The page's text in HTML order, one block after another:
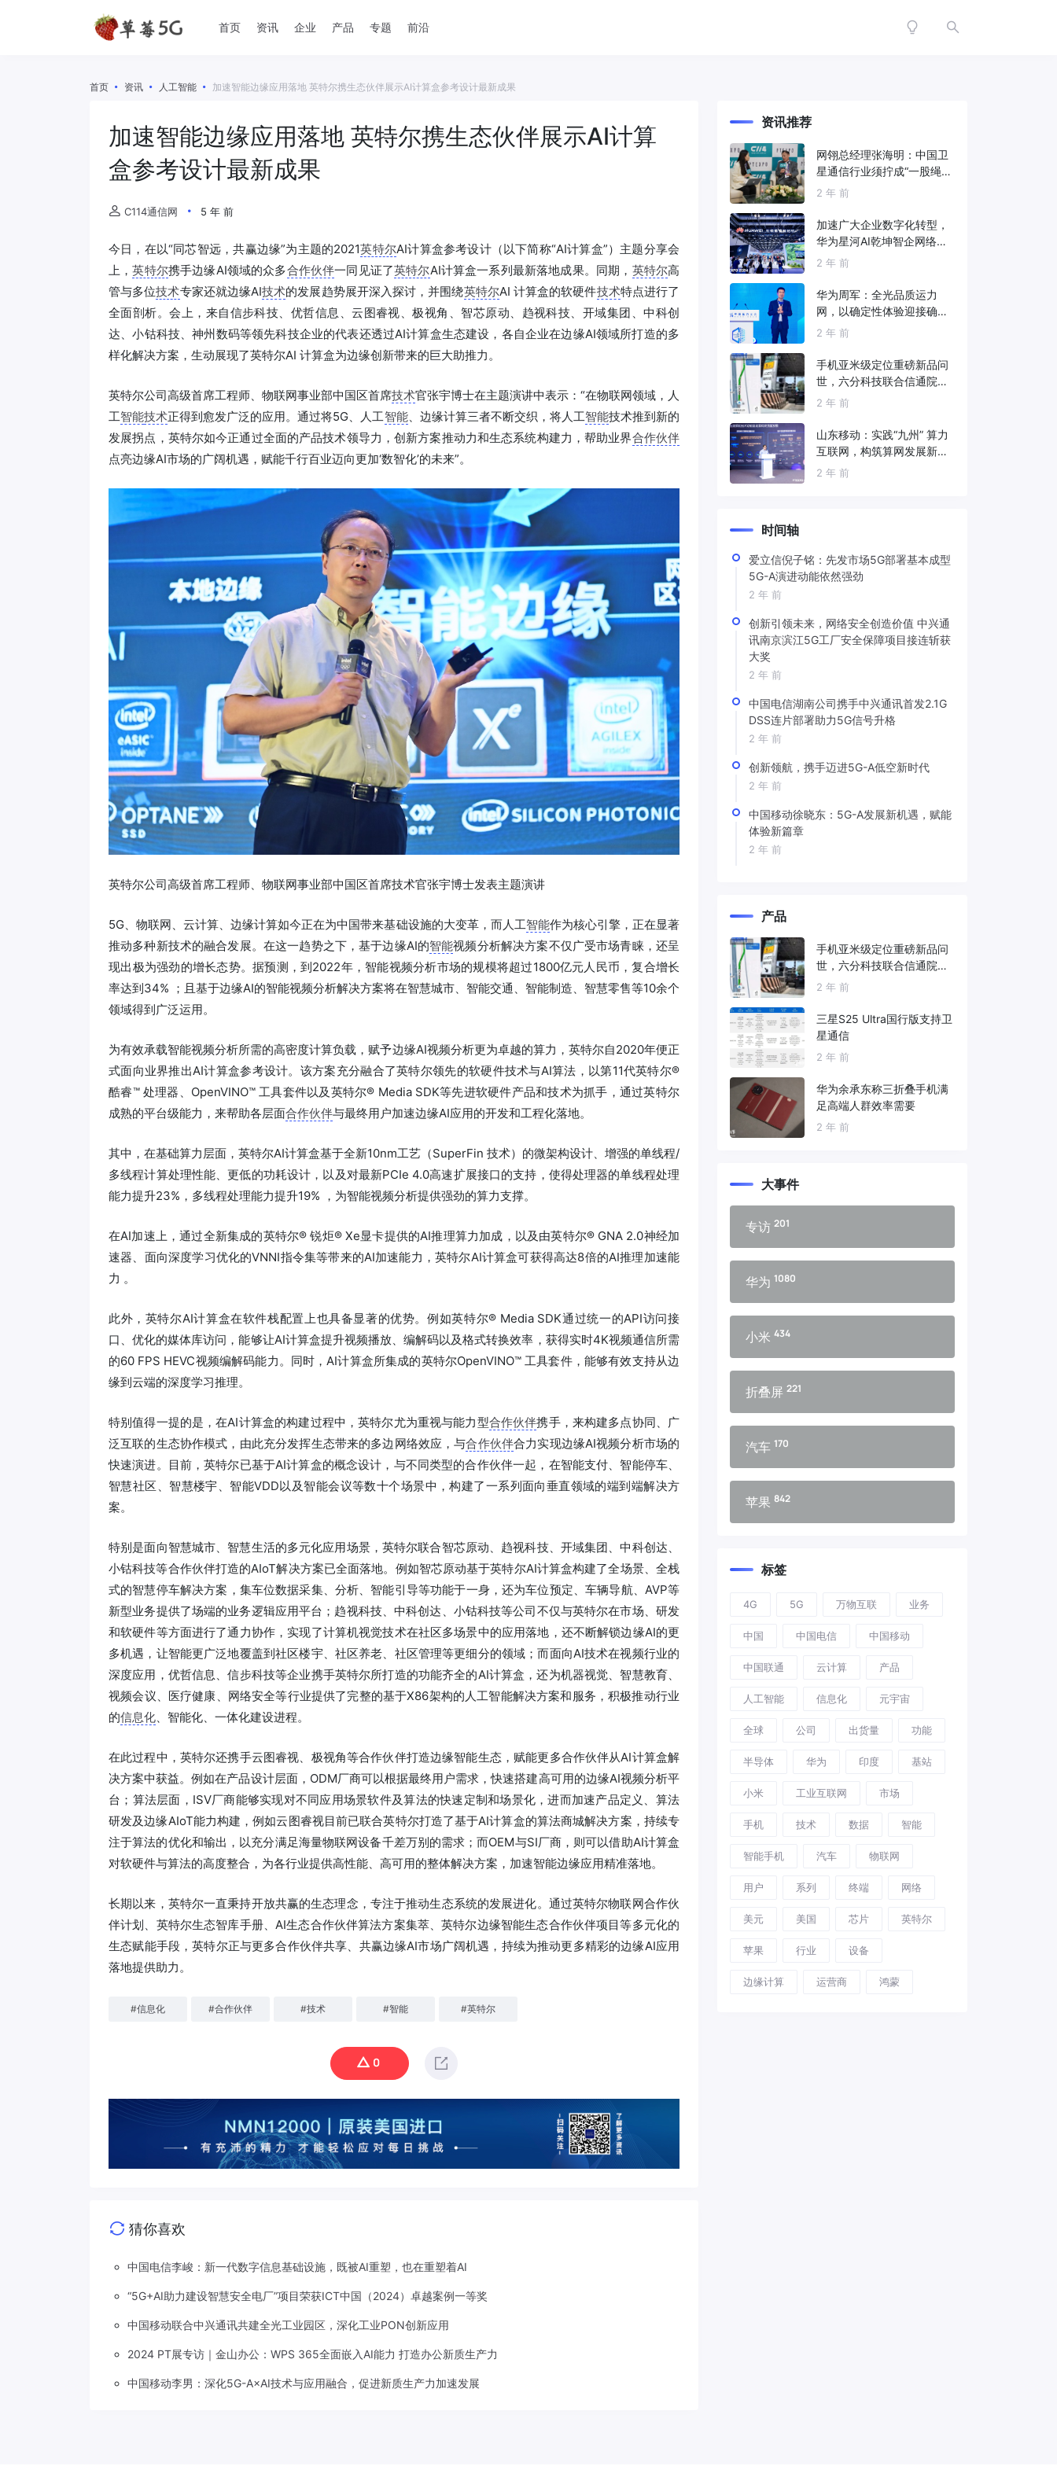
首页 资讯 企业 产品 专题 前沿
首页 资讯 人工智能 加速智能边缘应用落地 英特尔携生态伙伴展示AI计算盒参考设计最新成果
加速智能边缘应用落地 英特尔携生态伙伴展示AI计算
盒参考设计最新成果
C114通信网 5 年 前
今日，在以“同芯智远，共赢边缘”为主题的2021英特尔AI计算盒参考设计（以下简称“AI计算盒”）主题分享会
上，英特尔携手边缘AI领域的众多合作伙伴一同见证了英特尔AI计算盒一系列最新落地成果。同期， 英特尔高
管与多位技术专家还就边缘AI技术的发展趋势展开深入探讨，并围绕英特尔AI 计算盒的软硬件技术特点进行了
全面剖析。会上，来自信步科技、优哲信息、云图睿视、极视角、智芯原动、趋视科技、开域集团、中科创
达、小钴科技、神州数码等领先科技企业的代表还透过AI计算盒生态建设，各自企业在边缘AI领域所打造的多
样化解决方案，生动展现了英特尔AI 计算盒为边缘创新带来的巨大助推力。
英特尔公司高级首席工程师、物联网事业部中国区首席技术官张宇博士在主题演讲中表示：“在物联网领域，人
工智能技术正得到愈发广泛的应用。通过将5G、人工智能、边缘计算三者不断交织，将人工智能技术推到新的
发展拐点，英特尔如今正通过全面的产品技术领导力，创新方案推动力和生态系统构建力，帮助业界合作伙伴
点亮边缘AI市场的广阔机遇，赋能千行百业迈向更加‘数智化’的未来”。
英特尔公司高级首席工程师、物联网事业部中国区首席技术官张宇博士发表主题演讲
5G、物联网、云计算、边缘计算如今正在为中国带来基础设施的大变革，而人工智能作为核心引擎，正在显著
推动多种新技术的融合发展。在这一趋势之下，基于边缘AI的智能视频分析解决方案不仅广受市场青睐，还呈
现出极为强劲的增长态势。据预测，到2022年，智能视频分析市场的规模将超过1800亿元人民币，复合增长
率达到34% ；且基于边缘AI的智能视频分析解决方案将在智慧城市、智能交通、智能制造、智慧零售等10余个
领域得到广泛运用。
为有效承载智能视频分析所需的高密度计算负载，赋予边缘AI视频分析更为卓越的算力，英特尔自2020年便正
式面向业界推出AI计算盒参考设计。该方案充分融合了英特尔领先的软硬件技术与AI算法，以第11代英特尔®
酷睿™ 处理器、OpenVINO™ 工具套件以及英特尔® Media SDK等先进软硬件产品和技术为抓手，通过英特尔
成熟的平台级能力，来帮助各层面合作伙伴与最终用户加速边缘AI应用的开发和工程化落地。
其中，在基础算力层面，英特尔AI计算盒基于全新10nm工艺（SuperFin 技术）的微架构设计、增强的单线程/
多线程计算处理性能、更低的功耗设计，以及对最新PCIe 4.0高速扩展接口的支持，使得处理器的单线程处理
能力提升23%，多线程处理能力提升19% ，为智能视频分析提供强劲的算力支撑。
在AI加速上，通过全新集成的英特尔® 锐炬® Xe显卡提供的AI推理算力加成，以及由英特尔® GNA 2.0神经加
速器、面向深度学习优化的VNNI指令集等带来的AI加速能力，英特尔AI计算盒可获得高达8倍的AI推理加速能
力 。
此外，英特尔AI计算盒在软件栈配置上也具备显著的优势。例如英特尔® Media SDK通过统一的API访问接
口、优化的媒体库访问，能够让AI计算盒提升视频播放、编解码以及格式转换效率，获得实时4K视频通信所需
的60 FPS HEVC视频编解码能力。同时，AI计算盒所集成的英特尔OpenVINO™ 工具套件，能够有效支持从边
缘到云端的深度学习推理。
特别值得一提的是，在AI计算盒的构建过程中，英特尔尤为重视与能力型合作伙伴携手，来构建多点协同、广
泛互联的生态协作模式，由此充分发挥生态带来的多边网络效应，与合作伙伴合力实现边缘AI视频分析市场的
快速演进。目前，英特尔已基于AI计算盒的概念设计，与不同类型的合作伙伴一起，在智能支付、智能停车、
智慧社区、智慧楼宇、智能VDD以及智能会议等数十个场景中，构建了一系列面向垂直领域的端到端解决方
案。
特别是面向智慧城市、智慧生活的多元化应用场景，英特尔联合智芯原动、趋视科技、开域集团、中科创达、
小钴科技等合作伙伴打造的AIoT解决方案已全面落地。例如智芯原动基于英特尔AI计算盒构建了全场景、全栈
式的智慧停车解决方案，集车位数据采集、分析、智能引导等功能于一身，还为车位预定、车辆导航、AVP等
新型业务提供了场端的业务逻辑应用平台；趋视科技、中科创达、小钴科技等公司不仅与英特尔在市场、研发
和软硬件等方面进行了通力协作，实现了计算机视觉技术在社区多场景中的应用落地，还不断解锁边缘AI的更
多机遇，让智能更广泛地覆盖到社区楼宇、社区养老、社区管理等更细分的领域；而面向AI技术在视频行业的
深度应用，优哲信息、信步科技等企业携手英特尔所打造的功能齐全的AI计算盒，还为机器视觉、智慧教育、
视频会议、医疗健康、网络安全等行业提供了完整的基于X86架构的人工智能解决方案和服务，积极推动行业
的信息化、智能化、一体化建设进程。
在此过程中，英特尔还携手云图睿视、极视角等合作伙伴打造边缘智能生态，赋能更多合作伙伴从AI计算盒解
决方案中获益。例如在产品设计层面，ODM厂商可以根据最终用户需求，快速搭建高可用的边缘AI视频分析平
台；算法层面，ISV厂商能够实现对不同应用场景软件及算法的快速定制和场景化，进而加速产品定义、算法
研发及边缘AIoT能力构建，例如云图睿视目前已联合英特尔打造了基于AI计算盒的算法商城解决方案，持续专
注于算法的优化和输出，以充分满足海量物联网设备千差万别的需求；而OEM与SI厂商，则可以借助AI计算盒
对软硬件与算法的高度整合，为各行业提供高性能、高可用的整体解决方案，加速智能边缘应用精准落地。
长期以来，英特尔一直秉持开放共赢的生态理念，专注于推动生态系统的发展进化。通过英特尔物联网合作伙
伴计划、英特尔生态智库手册、AI生态合作伙伴算法方案集萃、英特尔边缘智能生态合作伙伴项目等多元化的
生态赋能手段，英特尔正与更多合作伙伴共享、共赢边缘AI市场广阔机遇，持续为推动更多精彩的边缘AI应用
落地提供助力。
#信息化 #合作伙伴 #技术 #智能 #英特尔
0
猜你喜欢
中国电信李峻：新一代数字信息基础设施，既被AI重塑，也在重塑着AI
“5G+AI助力建设智慧安全电厂”项目荣获ICT中国（2024）卓越案例一等奖
中国移动联合中兴通讯共建全光工业园区，深化工业PON创新应用
2024 PT展专访｜金山办公：WPS 365全面嵌入AI能力 打造办公新质生产力
中国移动李男：深化5G-A×AI技术与应用融合，促进新质生产力加速发展
资讯推荐
网翎总经理张海明：中国卫
星通信行业须拧成“一股绳”
共同打造垂直产业链
2 年 前
加速广大企业数字化转型，
华为星河AI乾坤智企网络解
决方案亮相2024中国国际信
2 年 前
华为周军：全光品质运力
网，以确定性体验迎接确定
性的智能时代
2 年 前
手机亚米级定位重磅新品问
世，六分科技联合信通院发
布免费服务
2 年 前
山东移动：实践“九州” 算力
互联网，构筑算网发展新底
座
2 年 前
时间轴
爱立信倪子铭：先发市场5G部署基本成型
5G-A演进动能依然强劲
2 年 前
创新引领未来，网络安全创造价值 中兴通
讯南京滨江5G工厂安全保障项目接连斩获
大奖
2 年 前
中国电信湖南公司携手中兴通讯首发2.1G
DSS连片部署助力5G信号升格
2 年 前
创新领航，携手迈进5G-A低空新时代
2 年 前
中国移动徐晓东：5G-A发展新机遇，赋能
体验新篇章
2 年 前
产品
手机亚米级定位重磅新品问
世，六分科技联合信通院发
布免费服务
2 年 前
三星S25 Ultra国行版支持卫
星通信
2 年 前
华为余承东称三折叠手机满
足高端人群效率需要
2 年 前
大事件
专访 201
华为 1080
小米 434
折叠屏 221
汽车 170
苹果 842
标签
4G 5G 万物互联 业务
中国 中国电信 中国移动
中国联通 云计算 产品
人工智能 信息化 元宇宙
全球 公司 出货量 功能
半导体 华为 印度 基站
小米 工业互联网 市场
手机 技术 数据 智能
智能手机 汽车 物联网
用户 系列 终端 网络
美元 美国 芯片 英特尔
苹果 行业 设备
边缘计算 运营商 鸿蒙